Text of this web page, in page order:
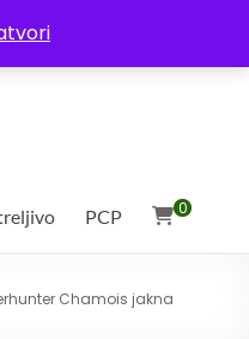
0
PCP
Chamois jakna